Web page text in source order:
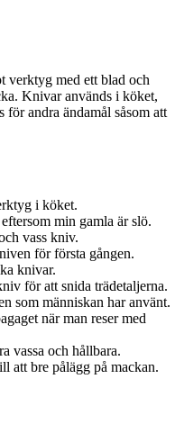
verktyg med ett blad och
Knivar används i köket,
andra ändamål såsom att
i köket.
min gamla är slö.
vass kniv.
för första gången.
knivar.
för att snida trädetaljerna.
som människan har använt.
när man reser med
vassa och hållbara.
att bre pålägg på mackan.